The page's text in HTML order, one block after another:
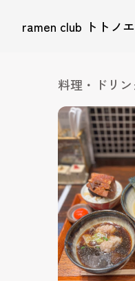
ramen club トトノエ
料理・ドリン